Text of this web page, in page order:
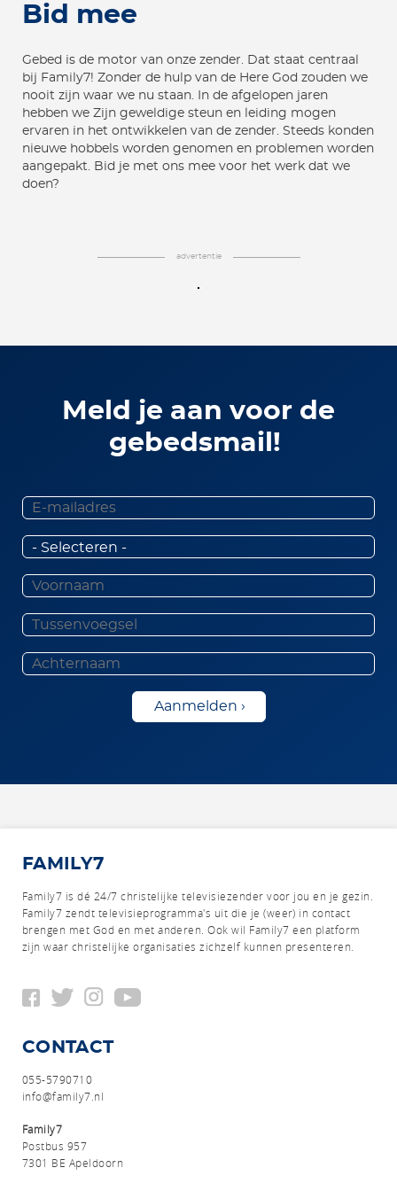
Bid mee
Gebed is de motor van onze zender. Dat staat centraal
bij Family7! Zonder de hulp van de Here God zouden we
nooit zijn waar we nu staan. In de afgelopen jaren
hebben we Zijn geweldige steun en leiding mogen
ervaren in het ontwikkelen van de zender. Steeds konden
nieuwe hobbels worden genomen en problemen worden
aangepakt. Bid je met ons mee voor het werk dat we
doen?
advertentie
Meld je aan voor de
gebedsmail!
Aanmelden
FAMILY7
Family7 is dé 24/7 christelijke televisiezender voor jou en je gezin.
Family7 zendt televisieprogramma's uit die je (weer) in contact
brengen met God en met anderen.Ook wil Family7 een platform
zijn waar christelijke organisaties zichzelf kunnen presenteren.
CONTACT
055-5790710
info@family7.nl
Family7
Postbus 957
7301 BE Apeldoorn